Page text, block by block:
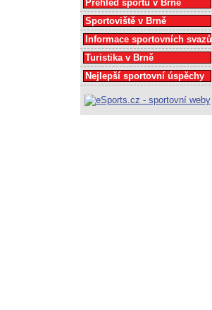
Přehled sportů v Brně
Sportoviště v Brně
Informace sportovních svazů
Turistika v Brně
Nejlepší sportovní úspěchy